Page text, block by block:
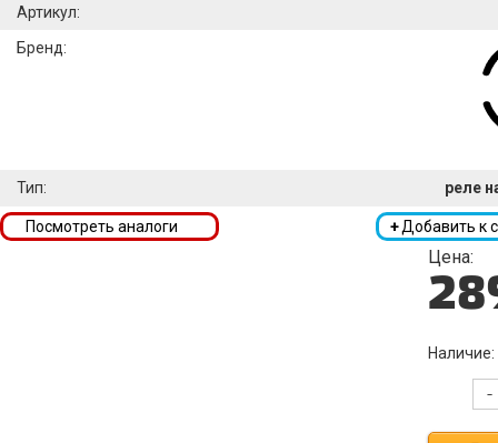
Артикул:
Бренд:
Тип: реле
+Добавить к
Посмотреть аналоги
Цена:
Наличие:
-